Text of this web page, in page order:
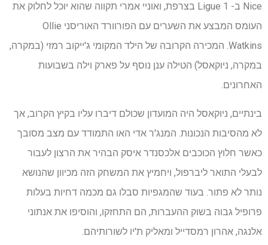
Nice ב- Ligue 1 בצרפת, ואוניי אמרי תקווה שהוא יוכל לחלוק את
העומס המבצע את השערים עם הפורוורד האוריסני Ollie
Watkins. המכירה הקרובה של הילד המקומי ג'ייקוב רמזי (במקרה,
במקרה, ניוקאסל) הטילה ענן נוסף על פארק וילה בשבועות
האחרונים.
בינתיים, ניוקאסל היה המועדון שכולם דיברו עליו בקיץ הקרוב, אך
לא מהסיבות הנכונות. המנג'ר אדי האו התמודד עם מצב מסובך
כאשר חלוץ הכוכבים אלכסנדר איסק הבהיר את הרצון לעבור
לבעלי התואר ליברפול, ויחמיץ את המשחק הזה מכיוון שהנושא
נותר לא פתור. בעוד שהמגפיות סבלו גם מכמה דחיות בעלות
פרופיל גבוה בשוק ההעברות, הם התחזקו, והוסיפו את אנתוני
אלנגה, אהרון רמסדייל ומאליק ת'יו לשורותיהם.